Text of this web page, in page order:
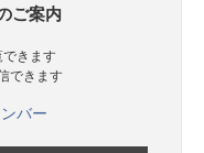
ご案内
できます
できます
バー